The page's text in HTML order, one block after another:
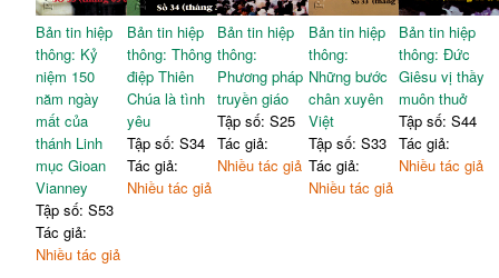
cách triết học và Fides et
Ratio -Kevin L. Flannery,
126
Nhận định vài vấn đè luân lý
y - sinh học hiện đại dưới
ánh sáng của đức tin Công
giáo -Nữ tu, bác sĩ Trần Ý
148
-Thư thánh Phaolô gửi tín
hữu Galat: Cầu nguyện là lời
con cái gọi "Abba"
193
-Thư thứ hai thánh Phaolô
gửi tín hữu Côrintô: Lời
Amen của chúng ta khi cầu
nguyện
201
-Thư thứ hai thánh Phaolô
Bản tin hiệp
thông: Kỷ
niệm 150
năm ngày
mất của
thánh Linh
mục Gioan
Vianney
Tập số: S53
Tác giả:
Nhiều tác giả
Bản tin hiệp
thông: Thông
điệp Thiên
Chúa là tình
yêu
Tập số: S34
Tác giả:
Nhiều tác giả
Bản tin hiệp
thông:
Phương pháp
truyền giáo
Tập số: S25
Tác giả:
Nhiều tác giả
Bản tin hiệp
thông:
Những bước
chân xuyên
Việt
Tập số: S33
Tác giả:
Nhiều tác giả
Bản tin hiệp
thông: Đức
Giêsu vị thầy
muôn thuở
Tập số: S44
Tác giả:
Nhiều tác giả